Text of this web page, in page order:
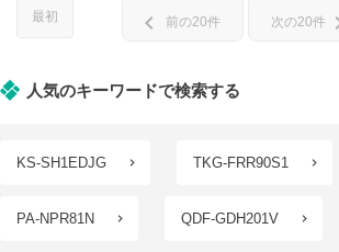
最初 chevron_left 前の20件 次の20件
人気のキーワードで検索する
KS-SH1EDJG TKG-FRR90S1
PA-NPR81N QDF-GDH201V